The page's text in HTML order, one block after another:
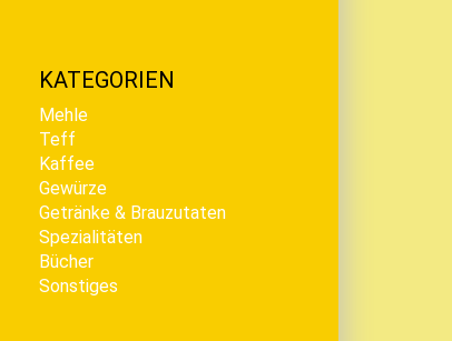
KATEGORIEN
Mehle
Teff
Kaffee
Gewürze
Getränke & Brauzutaten
Spezialitäten
Bücher
Sonstiges